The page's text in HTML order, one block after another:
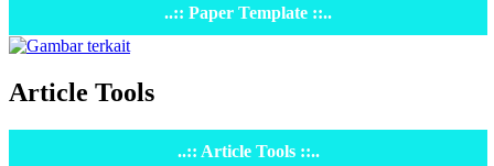
..:: Paper Template ::..
Article Tools
..:: Article Tools ::..